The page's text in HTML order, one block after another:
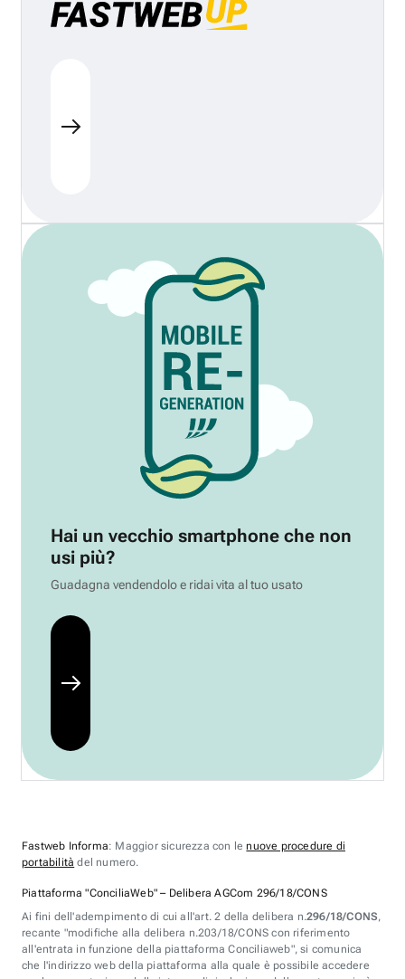
Hai un vecchio smartphone che non
usi più?
Guadagna vendendolo e ridai vita al tuo usato
Fastweb Informa: Maggior sicurezza con lenuove procedure di
portabilità del numero.
Piattaforma "ConciliaWeb" – Delibera AGCom 296/18/CONS
Ai fini dell'adempimento di cui all'art. 2 della delibera n.296/18/CONS,
recante "modifiche alla delibera n.203/18/CONS con riferimento
all'entrata in funzione della piattaforma Conciliaweb", si comunica
che l'indirizzo web della piattaforma alla quale è possibile accedere